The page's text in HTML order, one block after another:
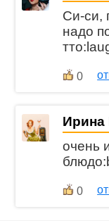
Си-си,
надо
0
Ирина
очень
0